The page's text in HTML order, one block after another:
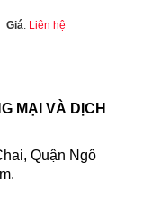
Giá: Liên hệ
MẠI VÀ DỊCH
Quận Ngô